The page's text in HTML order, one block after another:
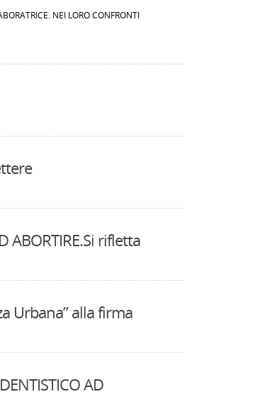
NEI LORO CONFRONTI
ABORTIRE.Si rifletta
Urbana” alla firma
AD